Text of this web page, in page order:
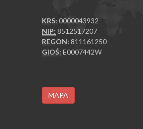
KRS: 0000043932
NIP: 8512517207
REGON: 811161250
GIOŚ: E0007442W
MAPA